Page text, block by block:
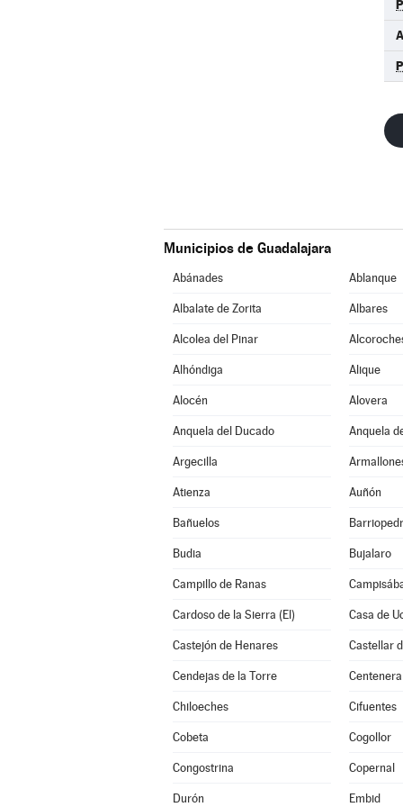
Municipios de Guadalajara
Abánades Ablanque
Albalate de Zorita Albares
Alcolea del Pinar
Alhóndiga Alique
Alocén Alovera
Anquela del Ducado Anquela
Argecilla
Atienza Auñón
Bañuelos
Budia Bujalaro
Campillo de Ranas
Cardoso de la Sierra (El) Casa de
Castejón de Henares Castellar
Cendejas de la Torre Centenera
Chiloeches Cifuentes
Cobeta Cogollor
Congostrina Copernal
Durón Embid